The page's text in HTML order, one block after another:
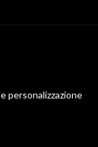
personalizzazione